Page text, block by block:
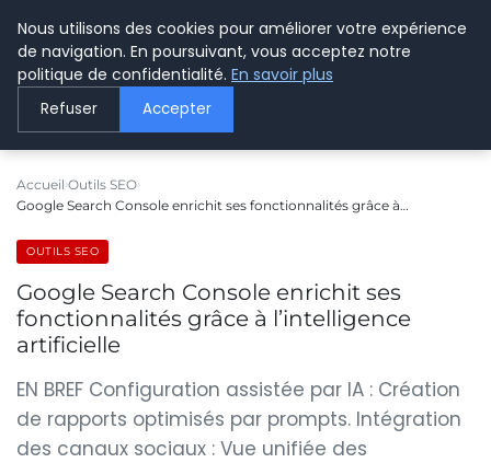
LE WEBMARKETING
Accueil Outils SEO
Google Search Console enrichit ses fonctionnalités grâce à…
OUTILS SEO
Google Search Console enrichit ses
fonctionnalités grâce à l’intelligence
artificielle
EN BREF Configuration assistée par IA : Création
de rapports optimisés par prompts. Intégration
des canaux sociaux : Vue unifiée des
Nous utilisons des cookies pour améliorer votre expérience
de navigation. En poursuivant, vous acceptez notre
politique de confidentialité. En savoir plus
Refuser Accepter